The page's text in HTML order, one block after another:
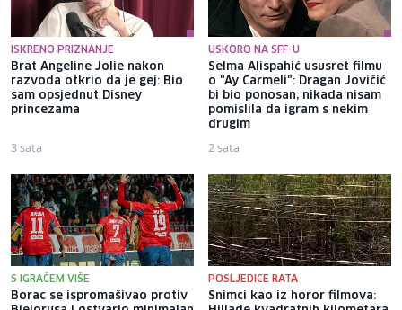
ISKRENO PRIZNANJE
Brat Angeline Jolie nakon
razvoda otkrio da je gej: Bio
sam opsjednut Disney
princezama
3 sata
USKORO NA SFF-U
Selma Alispahić ususret filmu
o "Ay Carmeli": Dragan Jovičić
bi bio ponosan; nikada nisam
pomislila da igram s nekim
drugim
2 sata
S IGRAČEM VIŠE
Borac se ispromašivao protiv
POSLJEDICE RATA
Snimci kao iz horor filmova: